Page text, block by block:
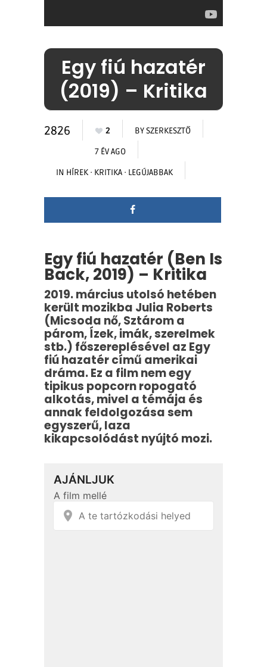
Egy fiú hazatér
(2019) – Kritika
2826 2 BYSZERKESZTŐ
7 ÉV AGO
IN HÍREK · KRITIKA · LEGÚJABBAK
Egy fiú hazatér (Ben Is
Back, 2019) – Kritika
2019. március utolsó hetében
került mozikba Julia Roberts
(Micsoda nő, Sztárom a
párom, Ízek, imák, szerelmek
stb.) főszereplésével az Egy
fiú hazatér című amerikai
dráma. Ez a film nem egy
tipikus popcorn ropogató
alkotás, mivel a témája és
annak feldolgozása sem
egyszerű, laza
kikapcsolódást nyújtó mozi.